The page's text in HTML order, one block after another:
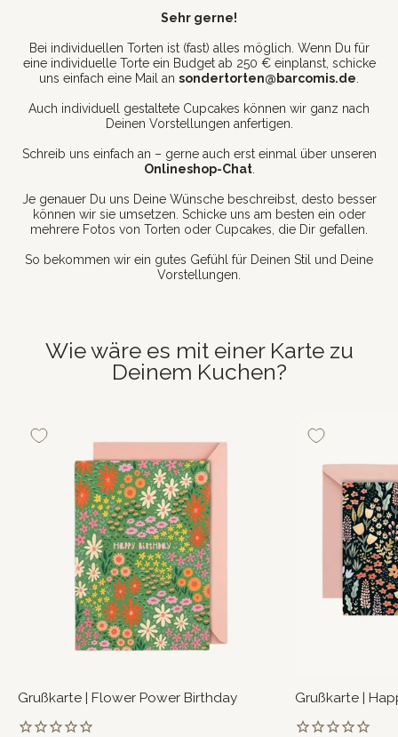
Sehr gerne!
Bei individuellen Torten ist (fast) alles möglich. Wenn Du für
eine individuelle Torte ein Budget ab 250 € einplanst, schicke
uns einfach eine Mail an sondertorten@barcomis.de
Auch individuell gestaltete Cupcakes können wir ganz nach
Deinen Vorstellungen anfertigen.
Schreib uns einfach an – gerne auch erst einmal über unseren
Onlineshop-Chat.
Je genauer Du uns Deine Wünsche beschreibst, desto besser
können wir sie umsetzen. Schicke uns am besten ein oder
mehrere Fotos von Torten oder Cupcakes, die Dir gefallen.
So bekommen wir ein gutes Gefühl für Deinen Stil und Deine
Vorstellungen.
Wie wäre es mit einer Karte zu
Deinem Kuchen?
Grußkarte | Flower Power Birthday Grußkarte |